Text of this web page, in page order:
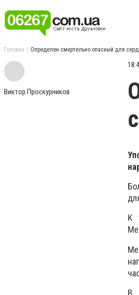
Головна Определен смертельно опасный для
Виктор Проскурников
К
В